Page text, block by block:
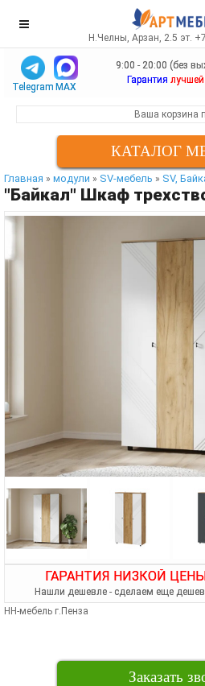
Н.Челны, Арзан, 2.5 эт.
Telegram MAX
9:00 - 20:00 (без
Гарантия лучшей
Ваша корзина
КАТАЛОГ
Главная » модули » SV-мебель » SV,
"Байкал" Шкаф
ГАРАНТИЯ НИЗКОЙ
Нашли дешевле - сделаем еще
НН-мебель г.Пенза
Заказать